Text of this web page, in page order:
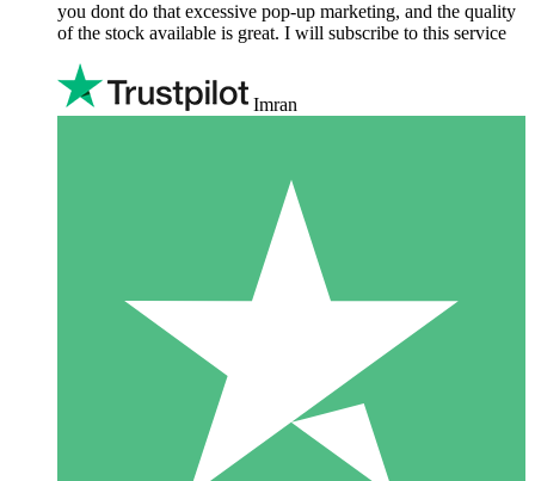
you dont do that excessive pop-up marketing, and the quality
of the stock available is great. I will subscribe to this service
Imran